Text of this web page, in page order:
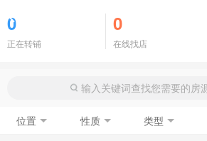
0
正在转铺
0
在线找店
位置 性质 类型